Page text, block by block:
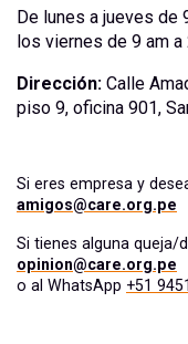
De lunes a jueves de
los viernes de 9 am a
Dirección: Calle
piso 9, oficina 901,
Si eres empresa y
amigos@care.org.pe
Si tienes alguna queja/
opinion@care.org.pe
o al WhatsApp +51